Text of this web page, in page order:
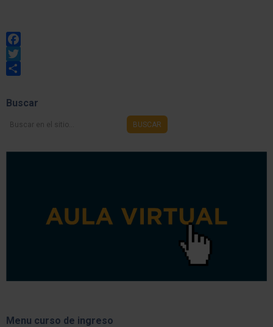
Facebook
Twitter
Buscar
Buscar
BUSCAR
Menu curso de ingreso